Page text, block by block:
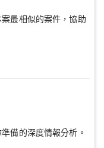
最相似的案件，協助
備的深度情報分析。